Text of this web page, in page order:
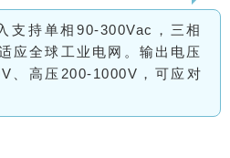
支持单相90-300Vac，三相
应全球工业电网。输出电压
、高压200-1000V，可应对